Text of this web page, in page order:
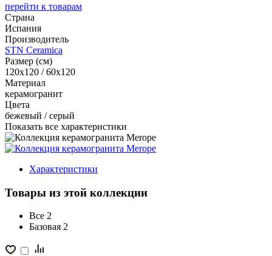
перейти к товарам
Страна
Испания
Производитель
STN Ceramica
Размер (см)
120x120 / 60x120
Материал
керамогранит
Цвета
бежевый / серый
Показать все характеристики
Характеристики
Товары из этой коллекции
Все 2
Базовая 2